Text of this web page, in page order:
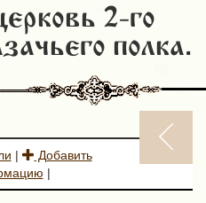
2-го
полка.
|
Добавить
|